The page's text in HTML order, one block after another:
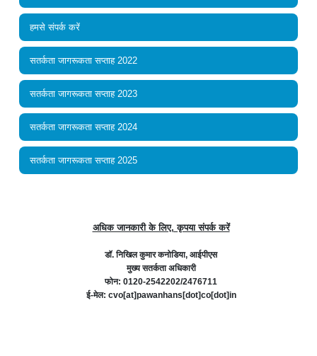
हमसे संपर्क करें
सतर्कता जागरूकता सप्ताह 2022
सतर्कता जागरूकता सप्ताह 2023
सतर्कता जागरूकता सप्ताह 2024
सतर्कता जागरूकता सप्ताह 2025
अधिक जानकारी के लिए, कृपया संपर्क करें
डॉ. निखिल कुमार कनोडिया, आईपीएस
मुख्य सतर्कता अधिकारी
फोन: 0120-2542202/2476711
ई-मेल: cvo[at]pawanhans[dot]co[dot]in